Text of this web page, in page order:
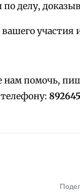
делу,
участия
нам помочь,